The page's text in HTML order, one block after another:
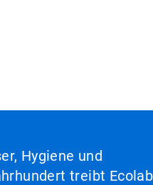
Hygiene und
treibt Ecolab